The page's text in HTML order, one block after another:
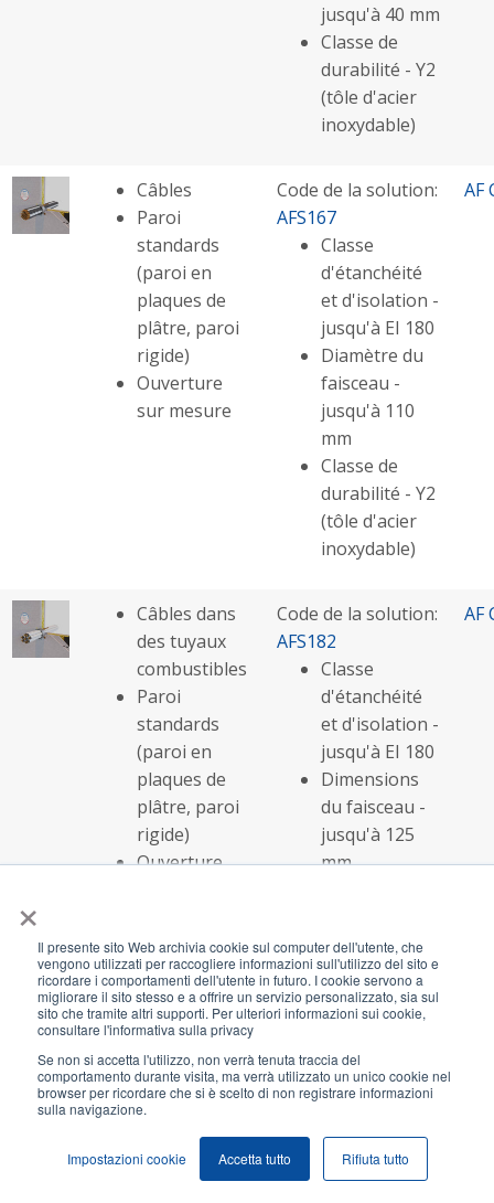
×
Il presente sito Web archivia cookie sul computer dell'utente, che
vengono utilizzati per raccogliere informazioni sull'utilizzo del sito e
ricordare i comportamenti dell'utente in futuro. I cookie servono a
migliorare il sito stesso e a offrire un servizio personalizzato, sia sul
sito che tramite altri supporti. Per ulteriori informazioni sui cookie,
consultare l'informativa sulla privacy
Se non si accetta l'utilizzo, non verrà tenuta traccia del
comportamento durante visita, ma verrà utilizzato un unico cookie nel
browser per ricordare che si è scelto di non registrare informazioni
sulla navigazione.
Impostazioni cookie Accetta tutto Rifiuta tutto
jusqu'à 40 mm
Classe de
durabilité - Y2
(tôle d'acier
inoxydable)
Câbles
Paroi
standards
(paroi en
plaques de
plâtre, paroi
rigide)
Ouverture
sur mesure
Code de la solution:
AFS167
Classe
d'étanchéité
et d'isolation -
jusqu'à EI 180
Diamètre du
faisceau -
jusqu'à 110
mm
Classe de
durabilité - Y2
(tôle d'acier
inoxydable)
AF
Câbles dans
des tuyaux
combustibles
Paroi
standards
(paroi en
plaques de
plâtre, paroi
rigide)
Ouverture
Code de la solution:
AFS182
Classe
d'étanchéité
et d'isolation -
jusqu'à EI 180
Dimensions
du faisceau -
jusqu'à 125
mm
(tôle d'acier
inoxydable)
AF
Câbles dans
des tuyaux
combustibles
Parois
(cloison
AFS184
Classe
et d'isolation -
EI 120